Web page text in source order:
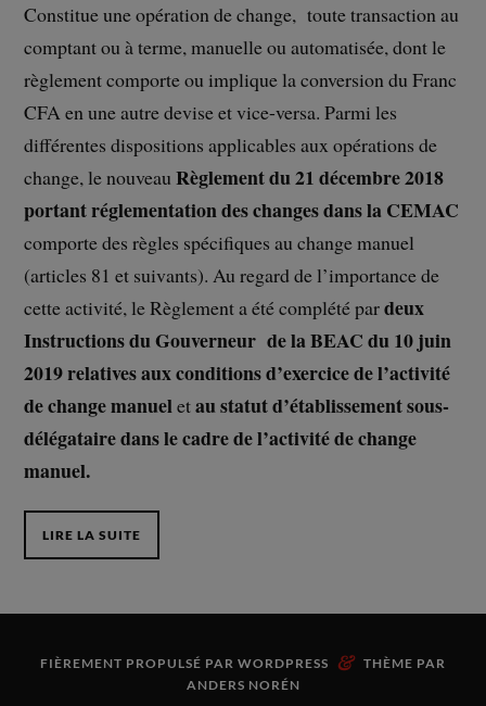
Constitue une opération de change, toute transaction au
comptant ou à terme, manuelle ou automatisée, dont le
règlement comporte ou implique la conversion du Franc
CFA en une autre devise et vice-versa. Parmi les
différentes dispositions applicables aux opérations de
change, le nouveauRèglement du 21 décembre 2018
portant réglementation des changes dans la CEMAC
comporte des règles spécifiques au change manuel
(articles 81 et suivants). Au regard de l’importance de
cette activité, le Règlement a été complété pardeux
Instructions du Gouverneur de la BEAC du 10 juin
2019relatives aux conditions d’exercice de l’activité
de change manueletau statut d’établissement sous-
délégataire dans le cadre de l’activité de change
manuel.
LIRE LA SUITE
FIÈREMENT PROPULSÉ PAR WORDPRESS & THÈME PAR
ANDERS NORÉN